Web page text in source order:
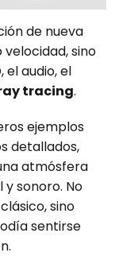
de nueva
sino
el audio, el
tracing.
ejemplos
detallados,
atmósfera
sonoro. No
sino
sentirse